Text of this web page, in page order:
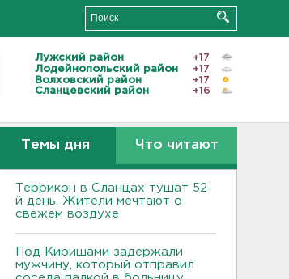
Лужский район
+17
Лодейнопольский район
+17
Волховский район
+17
Сланцевский район
+16
Темы дня Что читают
Террикон в Сланцах тушат 52-
й день. Жители мечтают о
свежем воздухе
Под Киришами задержали
мужчину, который отправил